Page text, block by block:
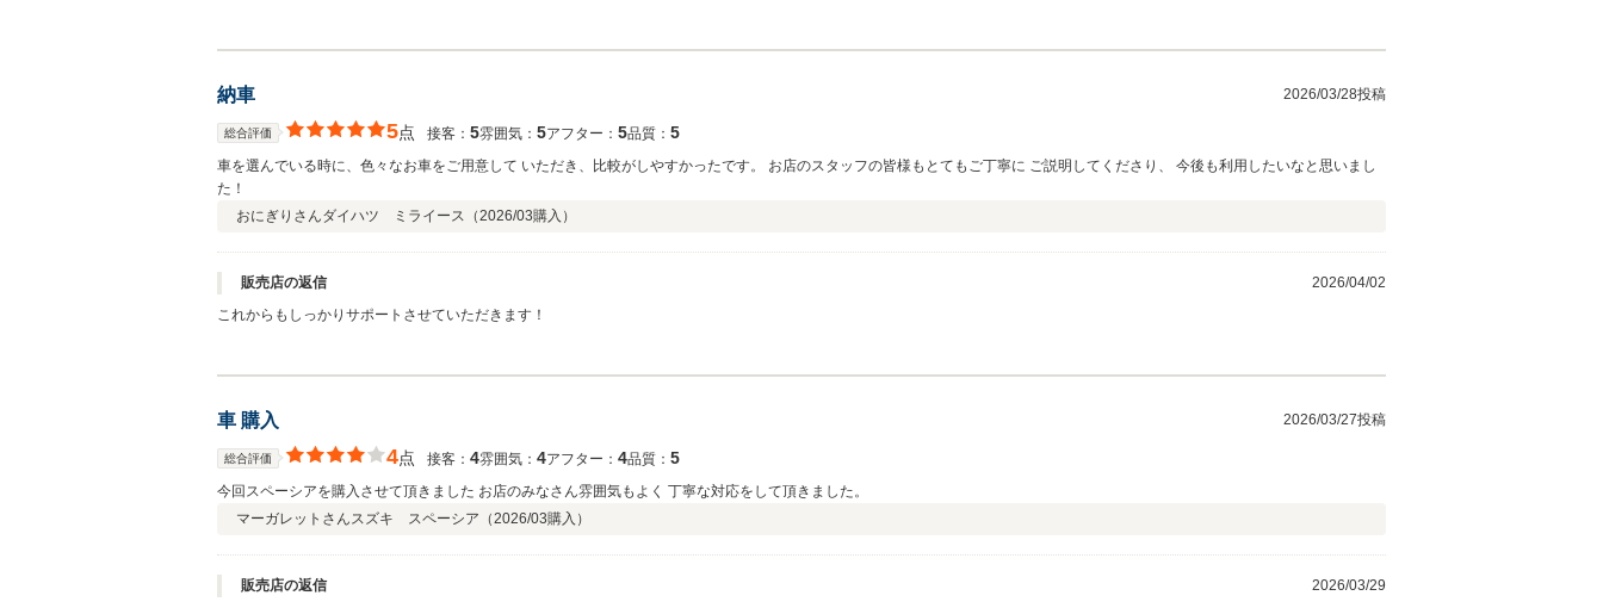
納車 2026/03/28投稿
総合評価 5点 接客： 5雰囲気： 5アフター： 5品質： 5
車を選んでいる時に、色々なお車をご用意して いただき、比較がしやすかったです。 お店のスタッフの皆様もとてもご丁寧に ご説明してくださり、 今後も利用したいなと思いまし
た！
おにぎりさんダイハツ ミライース（2026/03購入）
販売店の返信
2026/04/02
これからもしっかりサポートさせていただきます！
車 購入 2026/03/27投稿
総合評価 4点 接客： 4雰囲気： 4アフター： 4品質： 5
今回スペーシアを購入させて頂きました お店のみなさん雰囲気もよく 丁寧な対応をして頂きました。
マーガレットさんスズキ スペーシア（2026/03購入）
販売店の返信
2026/03/29